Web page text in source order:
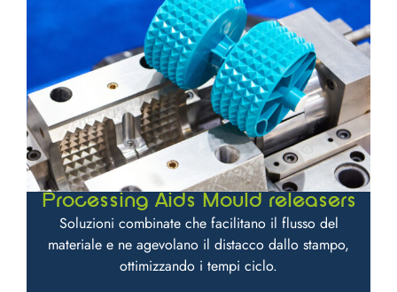
Processing Aids Mould releasers
Soluzioni combinate che facilitano il flusso del
materiale e ne agevolano il distacco dallo stampo,
ottimizzando i tempi ciclo.